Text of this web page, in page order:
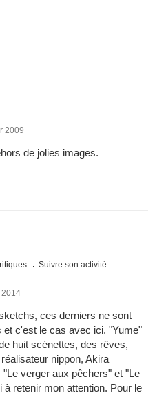
2009
de jolies images.
Suivre son activité
2014
ces derniers ne sont
et c'est le cas avec ici. "Yume"
huit scénettes, des rêves,
nippon, Akira
verger aux pêchers" et "Le
retenir mon attention. Pour le